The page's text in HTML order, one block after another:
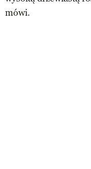
mówi.